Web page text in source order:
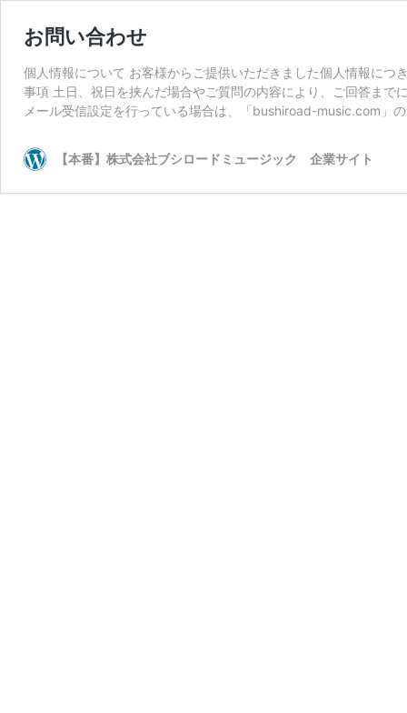
お問い合わせ
個人情報について お客様からご提供いただきました個人情報に
事項 土日、祝日を挟んだ場合やご質問の内容により、ご回答ま
メール受信設定を行っている場合は、「bushiroad-music.com」
【本番】株式会社ブシロードミュージック 企業サイト